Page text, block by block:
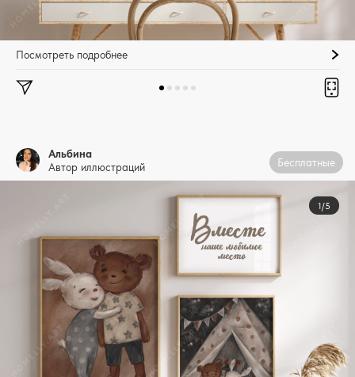
Посмотреть подробнее
Альбина
Автор иллюстраций
1/5
Бесплатные